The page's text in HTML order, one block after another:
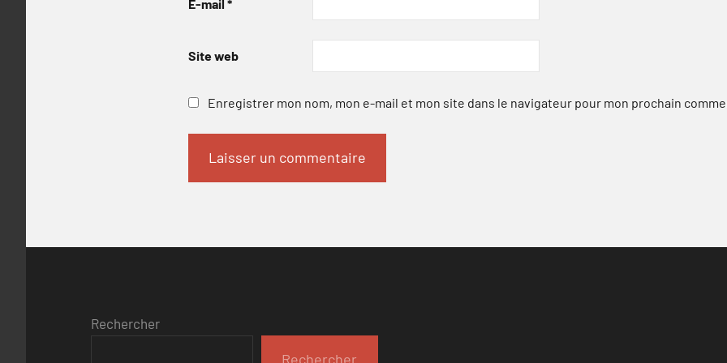
E-mail *
Site web
Enregistrer mon nom, mon e-mail et mon site dans le navigateur pour mon prochain
Rechercher
Rechercher